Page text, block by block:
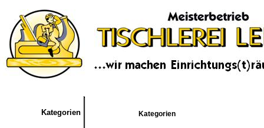
Kategorien Kategorien